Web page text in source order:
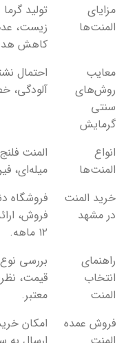
مزایای
المنت‌ها
تولید
زیست،
کاهش
معایب
روش‌های
سنتی
گرمایش
احتمال
آلودگی،
انواع
المنت‌ها
المنت
میله‌ای،
خرید المنت
در مشهد
فروشگاه
۱۲ ماهه.
راهنمای
انتخاب
المنت
بررسی
قیمت،
معتبر.
فروش عمده
امکان